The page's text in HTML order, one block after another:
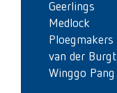
Geerlings
Medlock
Ploegmakers
van der Burgt
Winggo Pang